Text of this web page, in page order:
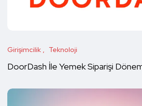
Girişimcilik Teknoloji
DoorDash İle Yemek Siparişi